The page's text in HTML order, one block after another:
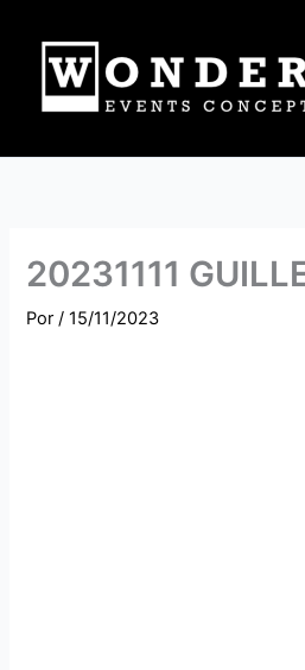
contenido
20231111
Por/15/11/2023